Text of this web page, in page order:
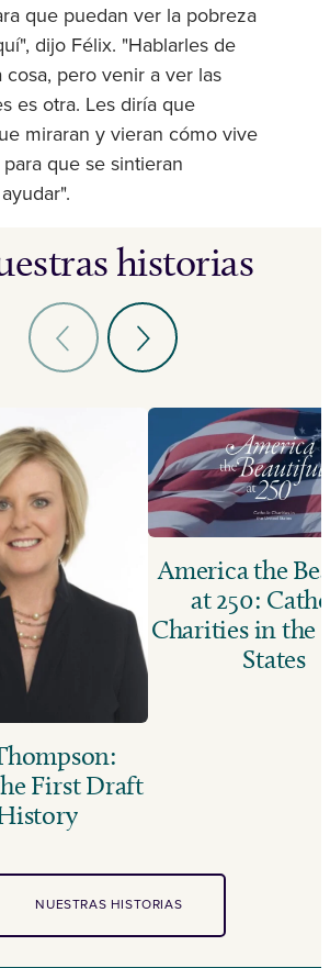
que puedan ver la pobreza
dijo Félix. "Hablarles de
cosa, pero venir a ver las
es otra. Les diría que
miraran y vieran cómo vive
que se sintieran
historias
First Draft
America the
at 250:
Charities in the
States
NUESTRAS HISTORIAS